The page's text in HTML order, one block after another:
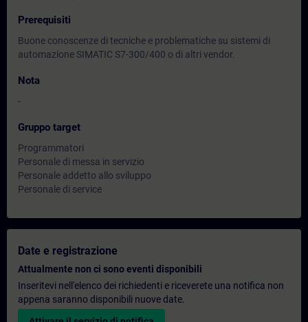
Prerequisiti
Buone conoscenze di tecniche e problematiche su sistemi di
automazione SIMATIC S7-300/400 o di altri vendor.
Nota
-
Gruppo target
Programmatori
Personale di messa in servizio
Personale addetto allo sviluppo
Personale di service
Date e registrazione
Attualmente non ci sono eventi disponibili
Inseritevi nell'elenco dei richiedenti e riceverete una notifica non
appena saranno disponibili nuove date.